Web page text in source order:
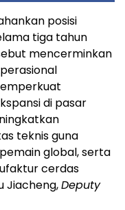
posisi
tiga tahun
mencerminkan
di pasar
teknis guna
global, serta
cerdas
Jiacheng,Deputy